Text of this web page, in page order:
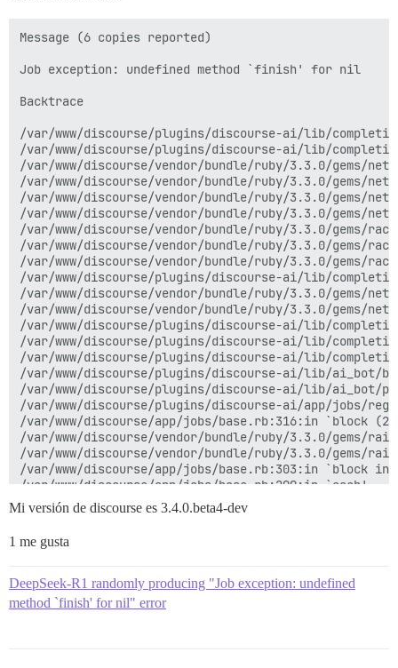
Message (6 copies reported)
Job exception: undefined method `finish' for nil
Backtrace
/var/www/discourse/plugins/discourse-ai/lib/
/var/www/discourse/plugins/discourse-ai/lib/
/var/www/discourse/vendor/bundle/ruby/3.3.0/
/var/www/discourse/vendor/bundle/ruby/3.3.0/gems/
/var/www/discourse/vendor/bundle/ruby/3.3.0/
/var/www/discourse/vendor/bundle/ruby/3.3.0/
/var/www/discourse/vendor/bundle/ruby/3.3.0/
/var/www/discourse/vendor/bundle/ruby/3.3.0/
/var/www/discourse/vendor/bundle/ruby/3.3.0/
/var/www/discourse/plugins/discourse-ai/lib/
/var/www/discourse/vendor/bundle/ruby/3.3.0/
/var/www/discourse/vendor/bundle/ruby/3.3.0/
/var/www/discourse/plugins/discourse-ai/lib/
/var/www/discourse/plugins/discourse-ai/lib/
/var/www/discourse/plugins/discourse-ai/lib/
/var/www/discourse/plugins/discourse-ai/lib/ai_bot/
/var/www/discourse/plugins/discourse-ai/lib/ai_bot/
/var/www/discourse/plugins/discourse-ai/app/jobs/
/var/www/discourse/app/jobs/base.rb:316:in `block
/var/www/discourse/vendor/bundle/ruby/3.3.0/gems/
/var/www/discourse/vendor/bundle/ruby/3.3.0/gems/
/var/www/discourse/app/jobs/base.rb:303:in `block in
/var/www/discourse/app/jobs/base.rb:299:in `each'
/var/www/discourse/app/jobs/base.rb:299:in `perform'
/var/www/discourse/vendor/bundle/ruby/3.3.0/gems/
/var/www/discourse/vendor/bundle/ruby/3.3.0/gems/
/var/www/discourse/vendor/bundle/ruby/3.3.0/gems/
/var/www/discourse/vendor/bundle/ruby/3.3.0/gems/
/var/www/discourse/vendor/bundle/ruby/3.3.0/
Mi versión de discourse es 3.4.0.beta4-dev
1 me gusta
DeepSeek-R1 randomly producing "Job exception: undefined
method `finish' for nil" error